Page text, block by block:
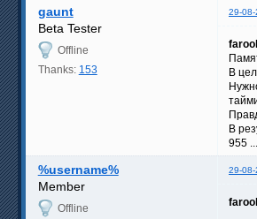
gaunt 29-
Beta Tester
Offline
Thanks: 153
В
В
955
%username% 29-
Member
Offline